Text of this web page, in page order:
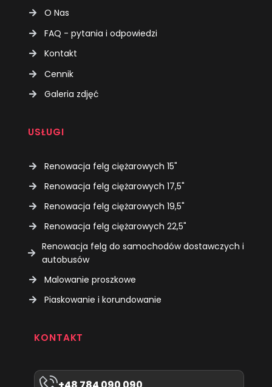
O Nas
FAQ - pytania i odpowiedzi
Kontakt
Cennik
Galeria zdjęć
USŁUGI
Renowacja felg ciężarowych 15"
Renowacja felg ciężarowych 17,5"
Renowacja felg ciężarowych 19,5"
Renowacja felg ciężarowych 22,5"
Renowacja felg do samochodów dostawczych i
autobusów
Malowanie proszkowe
Piaskowanie i korundowanie
KONTAKT